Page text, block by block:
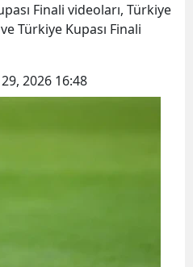
Finali videoları, Türkiye
Türkiye Kupası Finali
2026 16:48